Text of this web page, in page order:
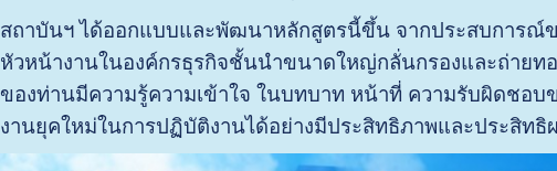
สถาบันฯ ได้ออกแบบและพัฒนาหลักสูตรนี้ขึ้น จากประสบการณ์ข
หัวหน้างานในองค์กรธุรกิจชั้นนำขนาดใหญ่กลั่นกรองและถ่า
ของท่านมีความรู้ความเข้าใจ ในบทบาท หน้าที่ ความรับผิดชอ
งานยุคใหม่ในการปฏิบัติงานได้อย่างมีประสิทธิภาพและประสิทธิ